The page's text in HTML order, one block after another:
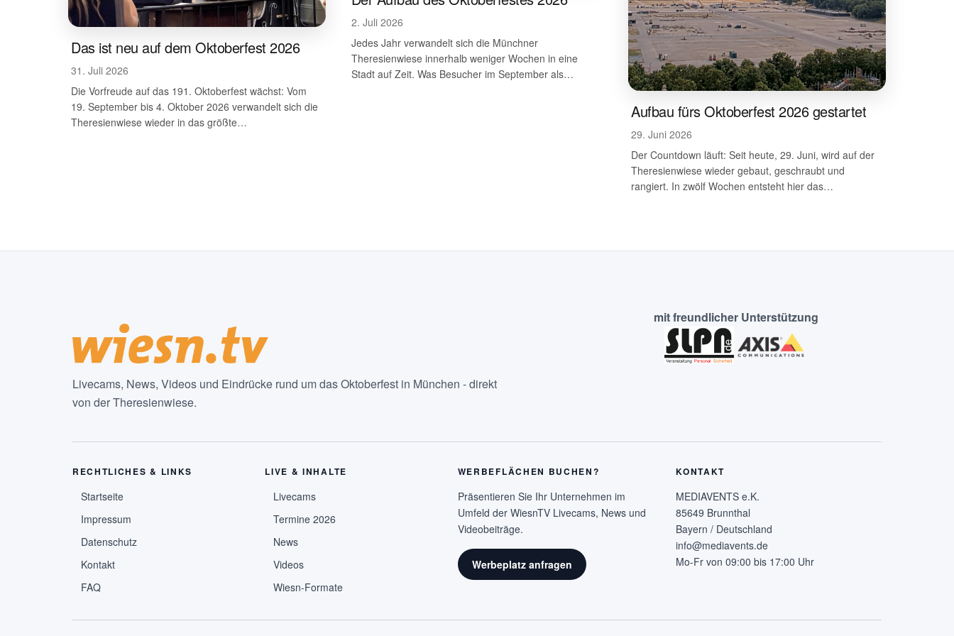
Das ist neu auf dem Oktoberfest 2026
31. Juli 2026
Die Vorfreude auf das 191. Oktoberfest wächst: Vom
19. September bis 4. Oktober 2026 verwandelt sich die
Theresienwiese wieder in das größte…
2. Juli 2026
Jedes Jahr verwandelt sich die Münchner
Theresienwiese innerhalb weniger Wochen in eine
Stadt auf Zeit. Was Besucher im September als
Aufbau fürs Oktoberfest 2026 gestartet
29. Juni 2026
Der Countdown läuft: Seit heute, 29. Juni, wird auf der
Theresienwiese wieder gebaut, geschraubt und
rangiert. In zwölf Wochen entsteht hier das…
mit freundlicher Unterstützung
Livecams, News, Videos und Eindrücke rund um das Oktoberfest in München - direkt
von der Theresienwiese.
RECHTLICHES & LINKS
Startseite
Impressum
Datenschutz
Kontakt
FAQ
LIVE & INHALTE
Livecams
Termine 2026
News
Videos
Wiesn-Formate
WERBEFLÄCHEN BUCHEN?
Präsentieren Sie Ihr Unternehmen im
Umfeld der WiesnTV Livecams, News und
Videobeiträge.
Werbeplatz anfragen
KONTAKT
MEDIAVENTS e.K.
85649 Brunnthal
Bayern / Deutschland
info@mediavents.de
Mo-Fr von 09:00 bis 17:00 Uhr